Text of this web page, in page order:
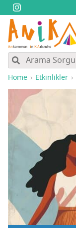
Home Etkinlikler